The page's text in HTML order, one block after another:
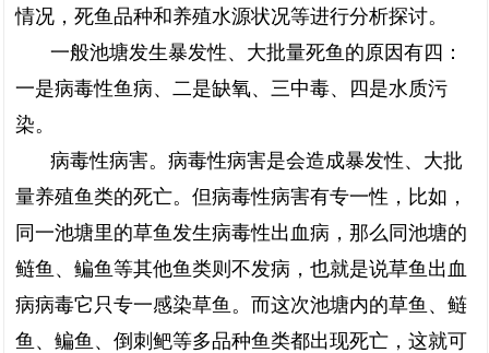
情况，死鱼品种和养殖水源状况等进行分析探讨。
一般池塘发生暴发性、大批量死鱼的原因有四：
一是病毒性鱼病、二是缺氧、三中毒、四是水质污
染。
病毒性病害。病毒性病害是会造成暴发性、大批
量养殖鱼类的死亡。但病毒性病害有专一性，比如，
同一池塘里的草鱼发生病毒性出血病，那么同池塘的
鲢鱼、鳊鱼等其他鱼类则不发病，也就是说草鱼出血
病病毒它只专一感染草鱼。而这次池塘内的草鱼、鲢
鱼、鳊鱼、倒刺鲃等多品种鱼类都出现死亡，这就可